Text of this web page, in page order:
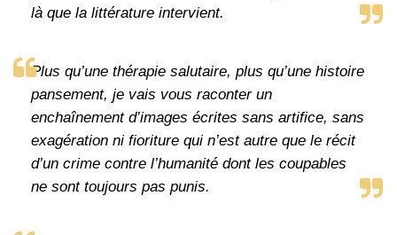
là que la littérature intervient.
Plus qu’une thérapie salutaire, plus qu’une histoire
pansement, je vais vous raconter un
enchaînement d’images écrites sans artifice, sans
exagération ni fioriture qui n’est autre que le récit
d’un crime contre l’humanité dont les coupables
ne sont toujours pas punis.